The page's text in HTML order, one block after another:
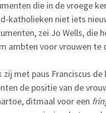
die in de vroege
katholieken niet iets
zei Jo Wells,
ambten voor vrouwen te
zij met paus Franciscus
de positie van de
ditmaal voor een